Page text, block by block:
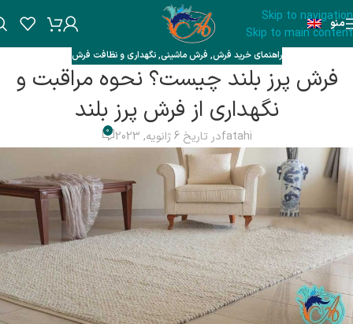
Skip to navigation
Skip to main content
منو
راهنمای خرید فرش, فرش ماشینی,نگهداری و نظافت فرش
فرش پرز بلند چیست؟ نحوه مراقبت و
نگهداری از فرش پرز بلند
fatahiدر تاریخ 6 ژانویه, 2023 0